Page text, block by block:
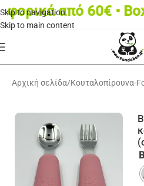
Skip to navigation
Skip to main content
από 60€ • Box
Αρχική σελίδα/Κουταλοπίρουνα-